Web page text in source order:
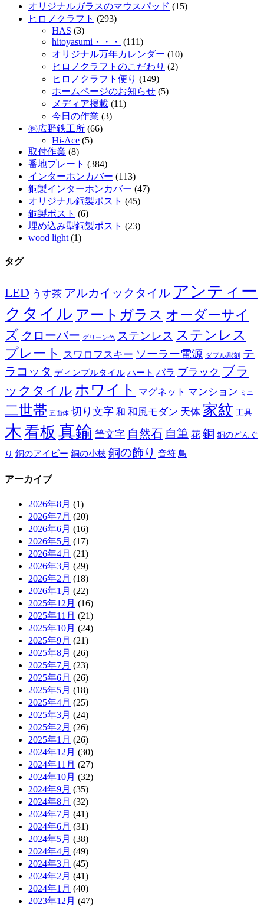
オリジナルガラスのマウスパッド (15)
ヒロノクラフト (293)
HAS (3)
hitoyasumi・・・ (111)
オリジナル万年カレンダー (10)
ヒロノクラフトのこだわり (2)
ヒロノクラフト便り (149)
ホームページのお知らせ (5)
メディア掲載 (11)
今日の作業 (3)
㈱広野鉄工所 (66)
Hi-Ace (5)
取付作業 (8)
番地プレート (384)
インターホンカバー (113)
銅製インターホンカバー (47)
オリジナル銅製ポスト (45)
銅製ポスト (6)
埋め込み型銅製ポスト (23)
wood light (1)
タグ
LED うす茶 アルカイックタイル アンティー
クタイル アートガラス オーダーサイ
ズ クローバー グリーン色 ステンレス ステンレス
プレート スワロフスキー ソーラー電源 ダブル彫刻 テ
ラコッタ ディンプルタイル ハート バラ ブラック ブラ
ックタイル ホワイト マグネット マンション ミニ
二世帯 五面体 切り文字 和 和風モダン 天体 家紋 工具
木看板 真鍮 筆文字 自然石 自筆 花 銅 銅のどんぐ
り 銅のアイビー 銅の小枝 銅の飾り 音符 鳥
アーカイブ
2026年8月 (1)
2026年7月 (20)
2026年6月 (16)
2026年5月 (17)
2026年4月 (21)
2026年3月 (29)
2026年2月 (18)
2026年1月 (22)
2025年12月 (16)
2025年11月 (21)
2025年10月 (24)
2025年9月 (21)
2025年8月 (26)
2025年7月 (23)
2025年6月 (26)
2025年5月 (18)
2025年4月 (25)
2025年3月 (24)
2025年2月 (26)
2025年1月 (26)
2024年12月 (30)
2024年11月 (27)
2024年10月 (32)
2024年9月 (35)
2024年8月 (32)
2024年7月 (41)
2024年6月 (31)
2024年5月 (38)
2024年4月 (49)
2024年3月 (45)
2024年2月 (41)
2024年1月 (40)
2023年12月 (47)